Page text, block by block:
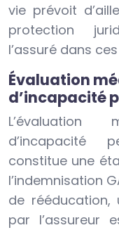
vie prévoit
protection
l’assuré dans
Évaluation
d’incapacité
d’incapacité
constitue une
l’indemnisation
de rééducation,
par l’assureur